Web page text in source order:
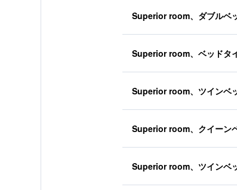
Superior room、ダブルベ
Superior room、ベッドタ
Superior room、ツインベ
Superior room、クイーン
Superior room、ツインベ